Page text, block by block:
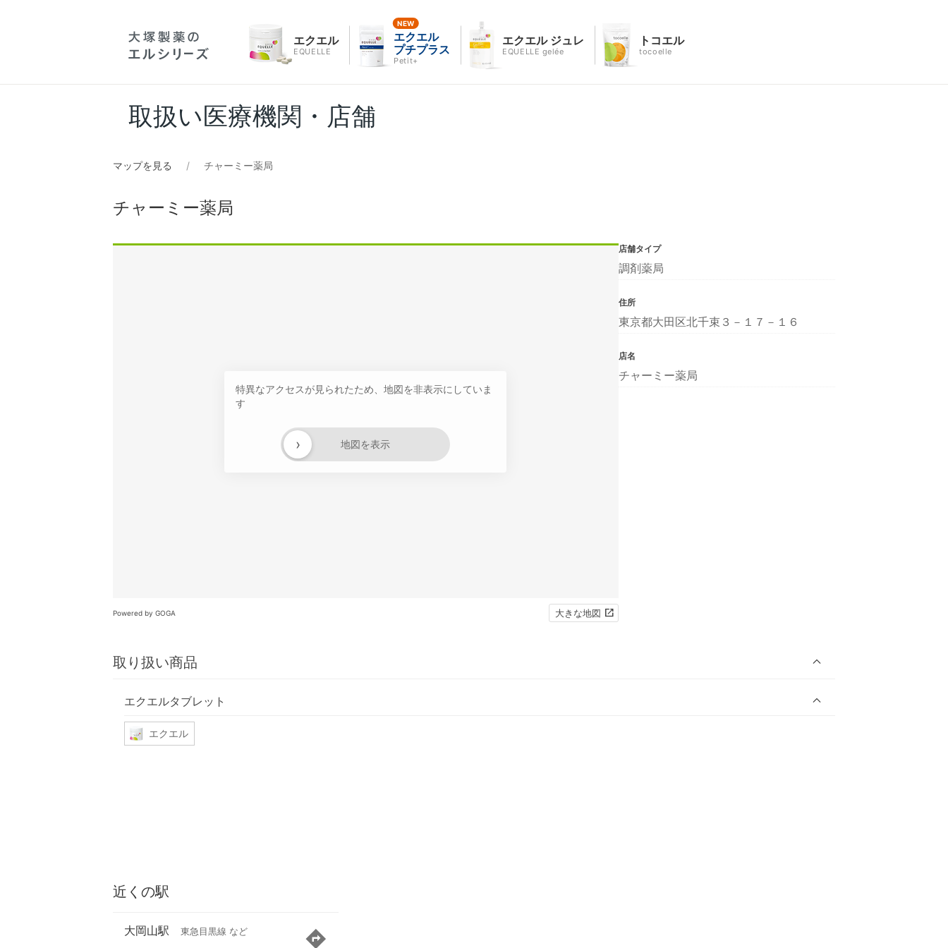
エクエル
EQUELLE
エクエル
プチプラス
Petit+
エクエル ジュレ
EQUELLE gelée
トコエル
tocoelle
取扱い医療機関・店舗
マップを見る チャーミー薬局
チャーミー薬局
特異なアクセスが見られたため、地図を非表示にしていま
す
地図を表示
›
Powered by GOGA 大きな地図
取り扱い商品
エクエルタブレット
エクエル
店舗タイプ
調剤薬局
住所
東京都大田区北千束３－１７－１６
店名
チャーミー薬局
近くの駅
大岡山駅 東急目黒線 など